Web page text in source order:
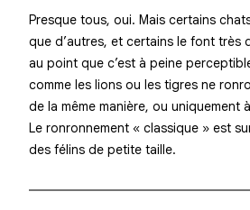
Presque tous, oui. Mais certains
que d’autres, et certains le font très
au point que c’est à peine
comme les lions ou les tigres ne
de la même manière, ou uniquement
Le ronronnement « classique » est
des félins de petite taille.